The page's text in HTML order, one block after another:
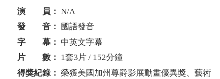
演 員： N/A
發 音：
國語發音
字 幕： 中英文字幕
片 數： 1套3片 / 152分鐘
得獎紀錄： 榮獲美國加州尊爵影展動畫優異獎、藝術